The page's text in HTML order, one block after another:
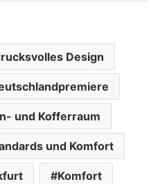
Design
und Kofferraum
und Komfort
Komfort